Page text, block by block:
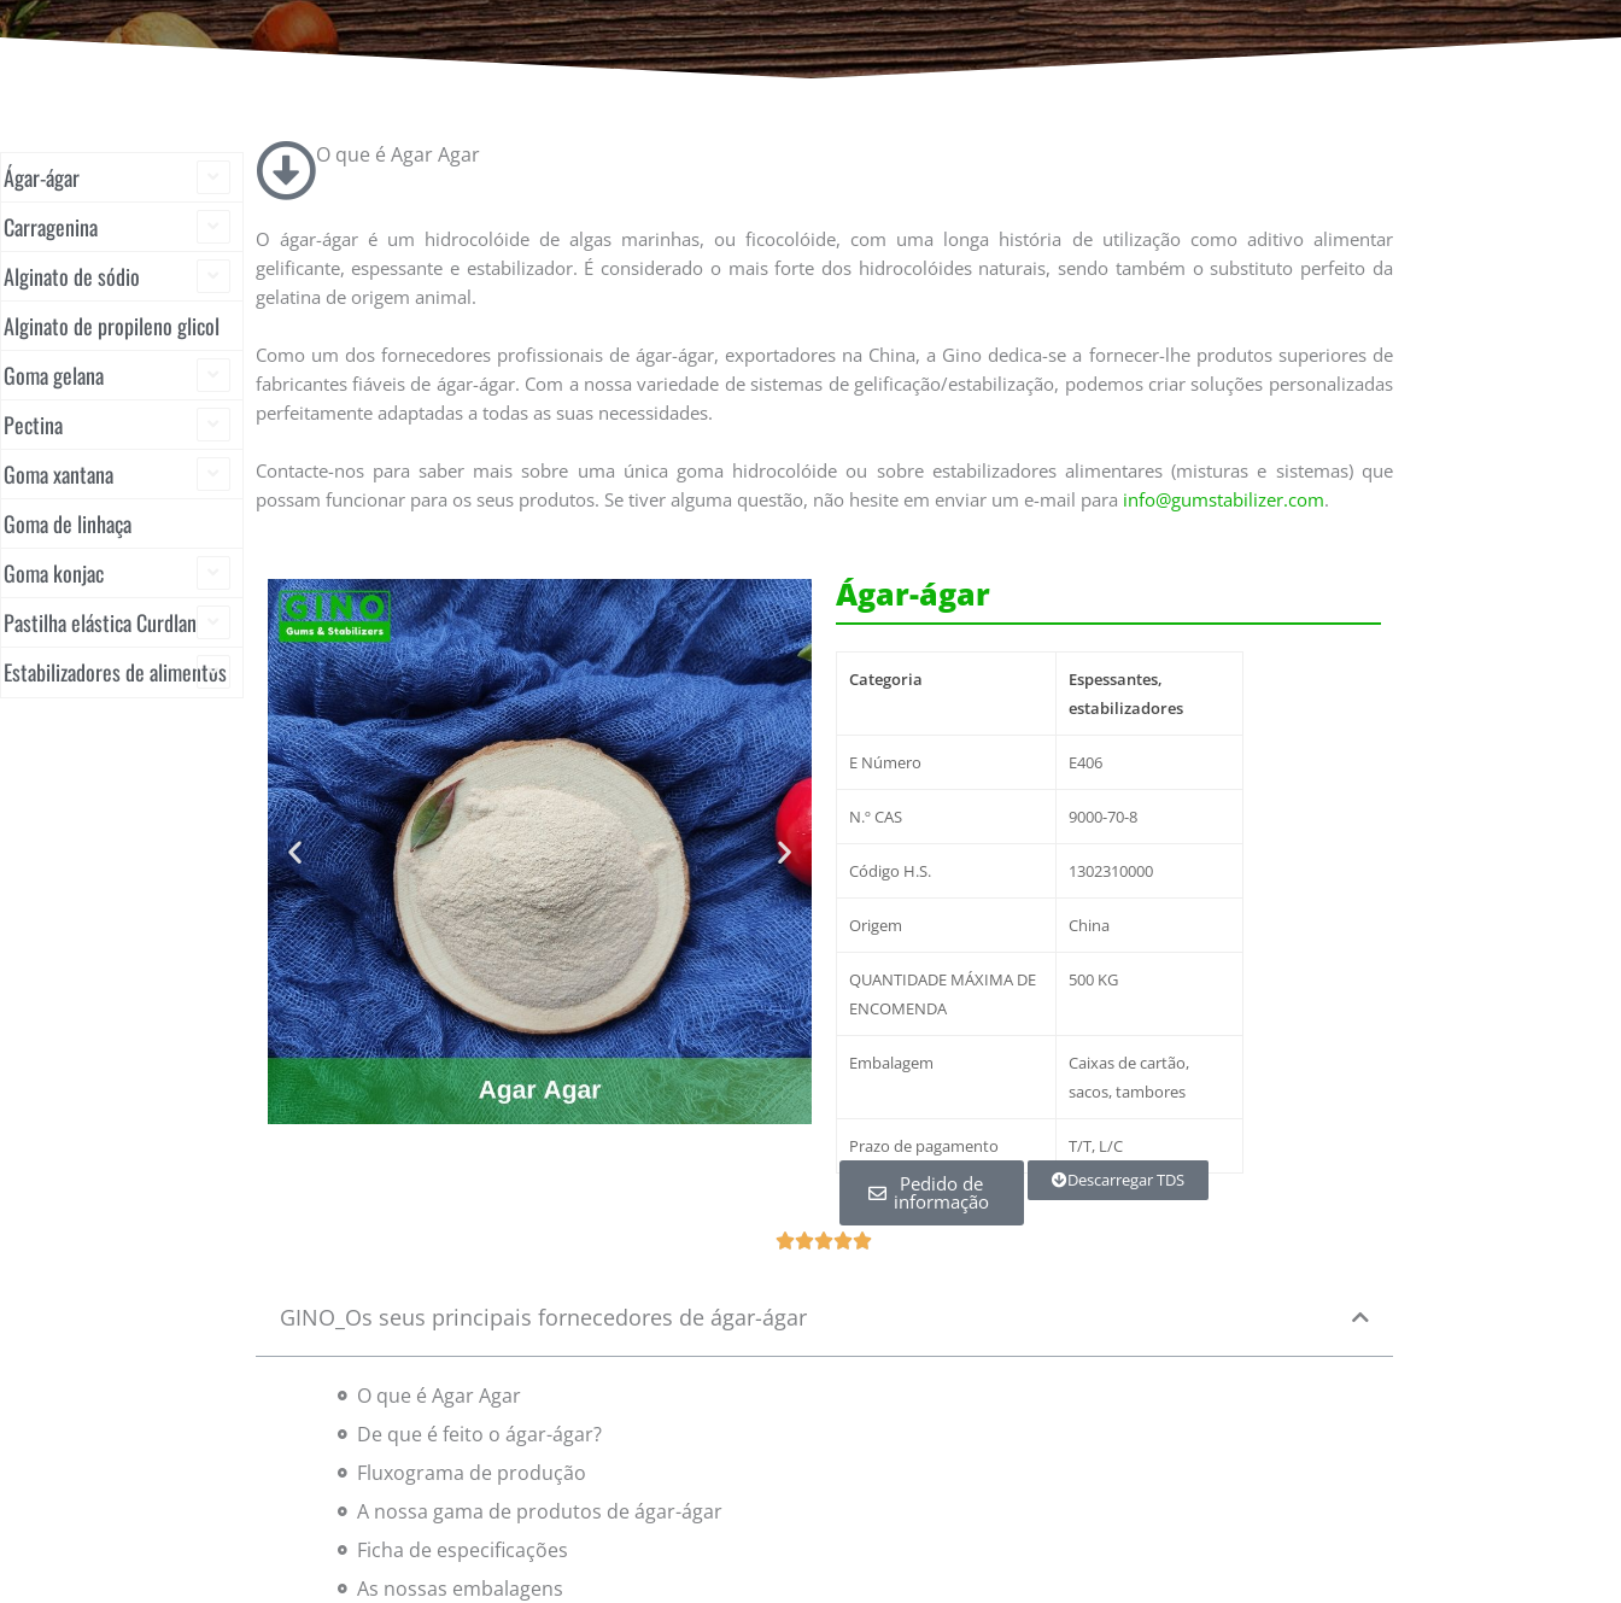
Ágar-ágar
Carragenina
Alginato de sódio
Alginato de propileno glicol
Goma gelana
Pectina
Goma xantana
Goma de linhaça
Goma konjac
Pastilha elástica Curdlan
Estabilizadores de alimentos
O que é Agar Agar
O ágar-ágar é um hidrocolóide de algas marinhas, ou ficocolóide, com uma longa história de utilização como aditivo alimentar
gelificante, espessante e estabilizador. É considerado o mais forte dos hidrocolóides naturais, sendo também o substituto perfeito da
gelatina de origem animal.
Como um dos fornecedores profissionais de ágar-ágar, exportadores na China, a Gino dedica-se a fornecer-lhe produtos superiores de
fabricantes fiáveis de ágar-ágar. Com a nossa variedade de sistemas de gelificação/estabilização, podemos criar soluções personalizadas
perfeitamente adaptadas a todas as suas necessidades.
Contacte-nos para saber mais sobre uma única goma hidrocolóide ou sobre estabilizadores alimentares (misturas e sistemas) que
possam funcionar para os seus produtos. Se tiver alguma questão, não hesite em enviar um e-mail para info@gumstabilizer.com.
Ágar-ágar
Categoria
Espessantes,
estabilizadores
E Número E406
N.º CAS 9000-70-8
Código H.S. 1302310000
Origem China
QUANTIDADE MÁXIMA DE
ENCOMENDA
500 KG
Embalagem
Caixas de cartão,
sacos, tambores
Prazo de pagamento T/T, L/C
Pedido de
informação
Descarregar TDS
5
z
GINO_Os seus principais fornecedores de ágar-ágar
O que é Agar Agar
De que é feito o ágar-ágar?
Fluxograma de produção
A nossa gama de produtos de ágar-ágar
Ficha de especificações
As nossas embalagens